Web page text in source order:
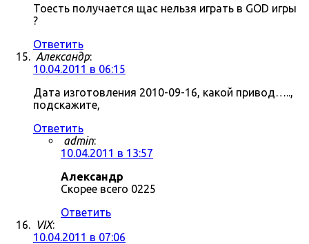
Тоесть получается щас нельзя играть в GOD игры
?
Ответить
Александр:
10.04.2011 в 06:15
Дата изготовления 2010-09-16, какой привод…..,
подскажите,
Ответить
admin:
10.04.2011 в 13:57
Александр
Скорее всего 0225
Ответить
VIX:
10.04.2011 в 07:06